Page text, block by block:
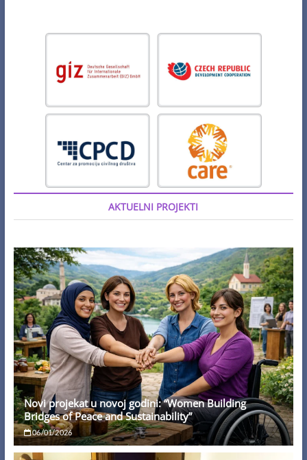
AKTUELNI PROJEKTI
Novi projekat u novoj godini: “Women Building
Bridges of Peace and Sustainability”
06/01/2026